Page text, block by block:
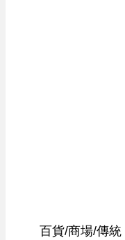
百貨/商場/傳統